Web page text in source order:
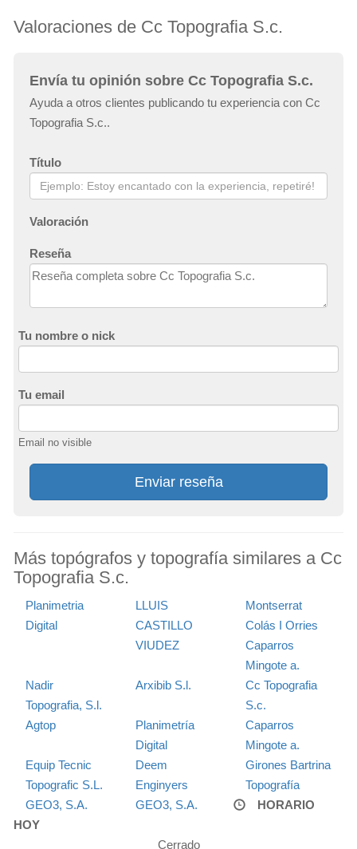
Valoraciones de Cc Topografia S.c.
Envía tu opinión sobre Cc Topografia S.c.
Ayuda a otros clientes publicando tu experiencia con Cc
Topografia S.c..
Título
Valoración
Reseña
Tu nombre o nick
Tu email
Email no visible
Enviar reseña
Más topógrafos y topografía similares a Cc
Topografia S.c.
Planimetria
Digital
LLUIS
CASTILLO
VIUDEZ
Montserrat
Colás I Orries
Caparros
Mingote a.
Nadir
Topografia, S.l.
Arxibib S.l.
Cc Topografia
S.c.
Agtop
Planimetría
Digital
Caparros
Mingote a.
Equip Tecnic
Topografic S.L.
Deem
Enginyers
Girones Bartrina
Topografía
GEO3, S.A.
GEO3, S.A.
HORARIO
HOY
Cerrado